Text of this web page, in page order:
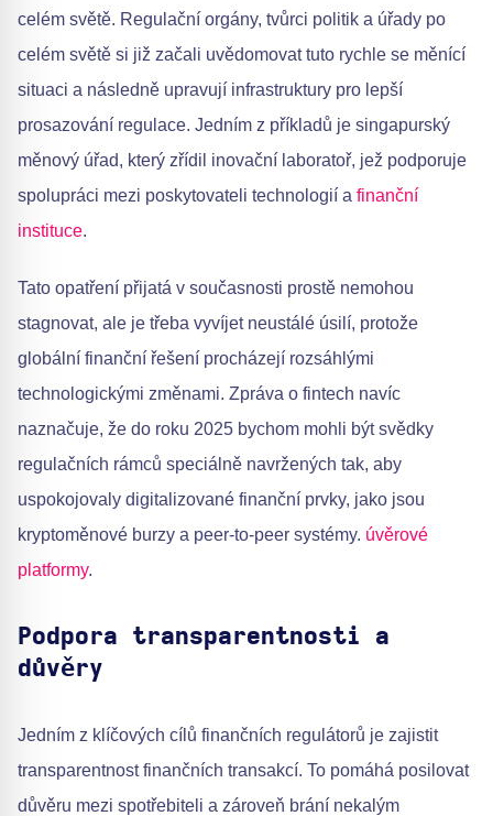
celém světě. Regulační orgány, tvůrci politik a úřady po
celém světě si již začali uvědomovat tuto rychle se měnící
situaci a následně upravují infrastruktury pro lepší
prosazování regulace. Jedním z příkladů je singapurský
měnový úřad, který zřídil inovační laboratoř, jež podporuje
spolupráci mezi poskytovateli technologií a finanční
instituce.
Tato opatření přijatá v současnosti prostě nemohou
stagnovat, ale je třeba vyvíjet neustálé úsilí, protože
globální finanční řešení procházejí rozsáhlými
technologickými změnami. Zpráva o fintech navíc
naznačuje, že do roku 2025 bychom mohli být svědky
regulačních rámců speciálně navržených tak, aby
uspokojovaly digitalizované finanční prvky, jako jsou
kryptoměnové burzy a peer-to-peer systémy. úvěrové
platformy.
Podpora transparentnosti a
důvěry
Jedním z klíčových cílů finančních regulátorů je zajistit
transparentnost finančních transakcí. To pomáhá posilovat
důvěru mezi spotřebiteli a zároveň brání nekalým